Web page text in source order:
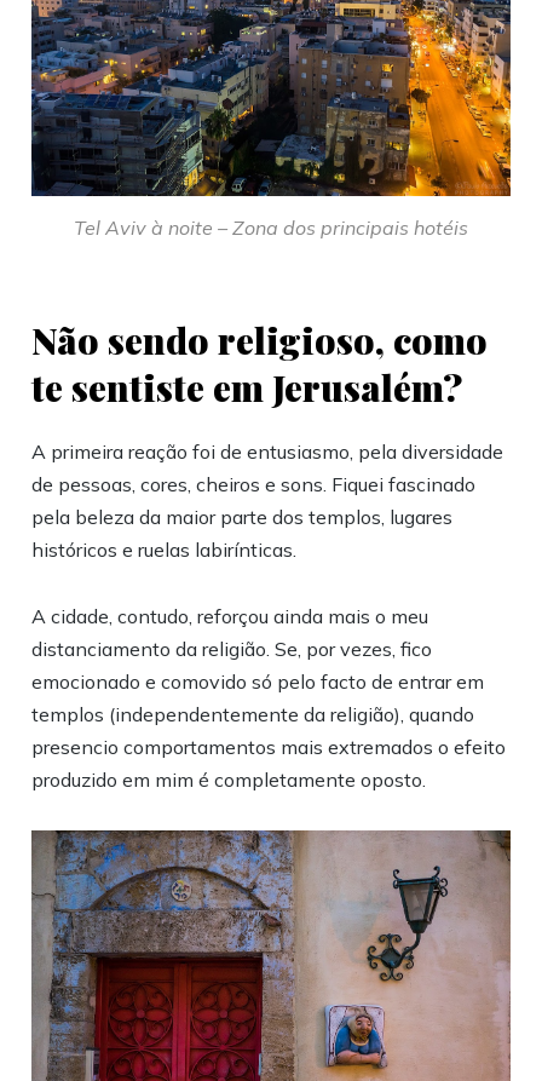
Tel Aviv à noite – Zona dos principais hotéis
Não sendo religioso, como
te sentiste em Jerusalém?
A primeira reação foi de entusiasmo, pela diversidade
de pessoas, cores, cheiros e sons. Fiquei fascinado
pela beleza da maior parte dos templos, lugares
históricos e ruelas labirínticas.
A cidade, contudo, reforçou ainda mais o meu
distanciamento da religião. Se, por vezes, fico
emocionado e comovido só pelo facto de entrar em
templos (independentemente da religião), quando
presencio comportamentos mais extremados o efeito
produzido em mim é completamente oposto.